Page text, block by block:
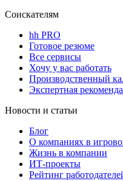
Соискателям
hh PRO
Готовое резюме
Все сервисы
Хочу у вас работать
Производственный
Экспертная
Новости и статьи
Блог
О компаниях в
Жизнь в компании
ИТ-проекты
Рейтинг